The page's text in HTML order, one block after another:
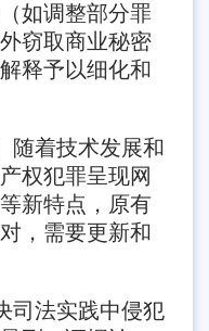
如调整部分罪
窃取商业秘密
释予以细化和
随着技术发展和
权犯罪呈现网
新特点，原有
，需要更新和
司法实践中侵犯